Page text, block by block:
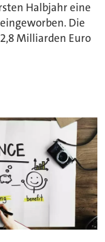
Halbjahr eine
Die
Milliarden Euro